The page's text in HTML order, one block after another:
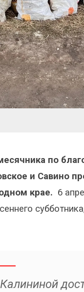
по
и Савино
крае. 6